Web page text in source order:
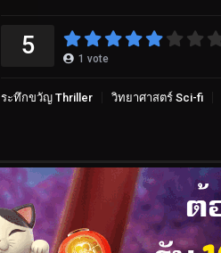
5 1 vote
ระทึกขวัญ Thriller วิทยาศาสตร์ Sci-fi